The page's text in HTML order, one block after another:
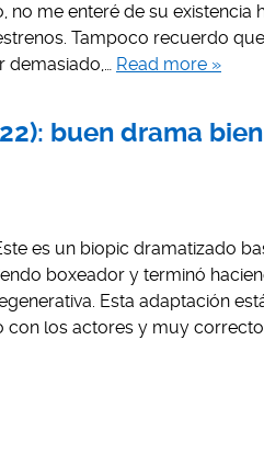
me enteré de su existencia
Tampoco recuerdo
demasiado,… Read more »
buen drama bien
es un biopic dramatizado
boxeador y terminó
Esta adaptación
con los actores y muy